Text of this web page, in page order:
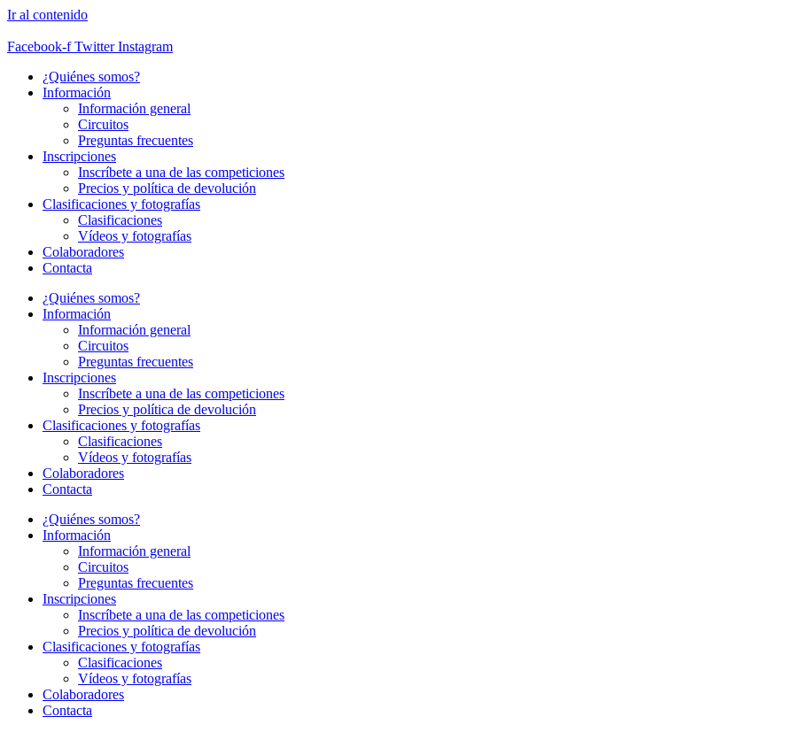
Ir al contenido
Facebook-f Twitter Instagram
¿Quiénes somos?
Información
Información general
Circuitos
Preguntas frecuentes
Inscripciones
Inscríbete a una de las competiciones
Precios y política de devolución
Clasificaciones y fotografías
Clasificaciones
Vídeos y fotografías
Colaboradores
Contacta
¿Quiénes somos?
Información
Información general
Circuitos
Preguntas frecuentes
Inscripciones
Inscríbete a una de las competiciones
Precios y política de devolución
Clasificaciones y fotografías
Clasificaciones
Vídeos y fotografías
Colaboradores
Contacta
¿Quiénes somos?
Información
Información general
Circuitos
Preguntas frecuentes
Inscripciones
Inscríbete a una de las competiciones
Precios y política de devolución
Clasificaciones y fotografías
Clasificaciones
Vídeos y fotografías
Colaboradores
Contacta